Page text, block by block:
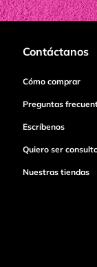
Contáctanos
Cómo comprar
Preguntas
Escríbenos
Quiero ser
Nuestras tiendas